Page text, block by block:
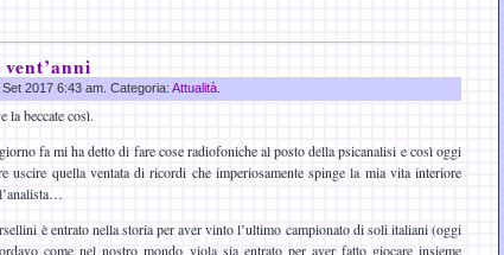
2017 6:43 am. Categoria: Attualità
la beccate così.
fa mi ha detto di fare cose radiofoniche al posto della psicanalisi e così oggi
uscire quella ventata di ricordi che imperiosamente spinge la mia vita interiore
è entrato nella storia per aver vinto l’ultimo campionato di soli italiani (oggi
come nel nostro mondo viola sia entrato per aver fatto giocare insieme